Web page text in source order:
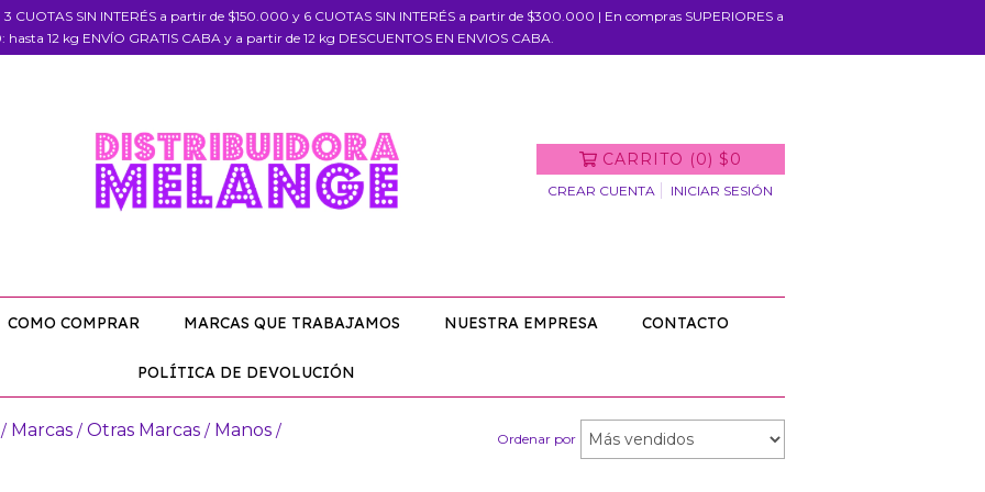
CUOTAS SIN INTERÉS a partir de $150.000 y 6 CUOTAS SIN INTERÉS a partir de $300.000 | En compras SUPERIORES a
12 kg ENVÍO GRATIS CABA y a partir de 12 kg DESCUENTOS EN ENVIOS CABA.
CARRITO (0) $0
CREAR CUENTA INICIAR SESIÓN
COMO COMPRAR MARCAS QUE TRABAJAMOS NUESTRA EMPRESA CONTACTO
POLÍTICA DE DEVOLUCIÓN
/ Marcas / Otras Marcas / Manos / Ordenar por